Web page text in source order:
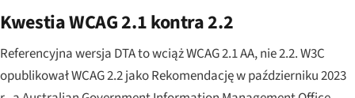
Kwestia WCAG 2.1 kontra 2.2
Referencyjna wersja DTA to wciąż WCAG 2.1 AA, nie 2.2. W3C
opublikował WCAG 2.2 jako Rekomendację w październiku 2023